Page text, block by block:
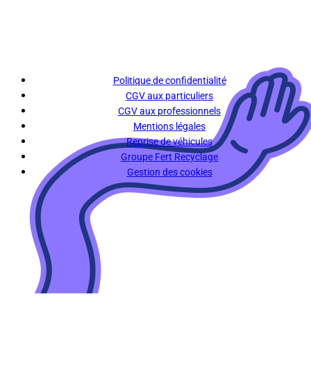
Politique de confidentialité
CGV aux particuliers
CGV aux professionnels
Mentions légales
Reprise de véhicules
Groupe Fert Recyclage
Gestion des cookies